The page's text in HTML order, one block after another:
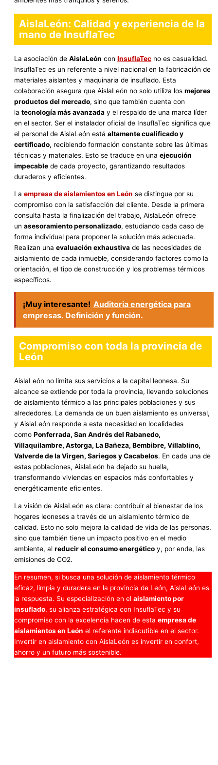
AislaLeón: Calidad y experiencia de la
mano de InsuflaTec
La asociación deAislaLeón conInsuflaTec no es casualidad.
InsuflaTec es un referente a nivel nacional en la fabricación de
materiales aislantes y maquinaria de insuflado. Esta
colaboración asegura que AislaLeón no solo utiliza losmejores
productos del mercado, sino que también cuenta con
latecnología más avanzada y el respaldo de una marca líder
en el sector. Ser el instalador oficial de InsuflaTec significa que
el personal de AislaLeón estáaltamente cualificado y
certificado, recibiendo formación constante sobre las últimas
técnicas y materiales. Esto se traduce en unaejecución
impecable de cada proyecto, garantizando resultados
duraderos y eficientes.
Laempresa de aislamientos en León se distingue por su
compromiso con la satisfacción del cliente. Desde la primera
consulta hasta la finalización del trabajo, AislaLeón ofrece
unasesoramiento personalizado, estudiando cada caso de
forma individual para proponer la solución más adecuada.
Realizan unaevaluación exhaustiva de las necesidades de
aislamiento de cada inmueble, considerando factores como la
orientación, el tipo de construcción y los problemas térmicos
específicos.
¡Muy interesante! Auditoria energética para
empresas. Definición y función.
Compromiso con toda la provincia de
León
AislaLeón no limita sus servicios a la capital leonesa. Su
alcance se extiende por toda la provincia, llevando soluciones
de aislamiento térmico a las principales poblaciones y sus
alrededores. La demanda de un buen aislamiento es universal,
y AislaLeón responde a esta necesidad en localidades
comoPonferrada, San Andrés del Rabanedo,
Villaquilambre, Astorga, La Bañeza, Bembibre, Villablino,
Valverde de la Virgen, Sariegos y Cacabelos. En cada una de
estas poblaciones, AislaLeón ha dejado su huella,
transformando viviendas en espacios más confortables y
energéticamente eficientes.
La visión de AislaLeón es clara: contribuir al bienestar de los
hogares leoneses a través de un aislamiento térmico de
calidad. Esto no solo mejora la calidad de vida de las personas,
sino que también tiene un impacto positivo en el medio
ambiente, alreducir el consumo energético y, por ende, las
emisiones de CO2.
En resumen, si busca una solución de aislamiento térmico
eficaz, limpia y duradera en la provincia de León, AislaLeón es
la respuesta. Su especialización en elaislamiento por
insuflado, su alianza estratégica con InsuflaTec y su
compromiso con la excelencia hacen de estaempresa de
aislamientos en León el referente indiscutible en el sector.
Invertir en aislamiento con AislaLeón es invertir en confort,
ahorro y un futuro más sostenible.